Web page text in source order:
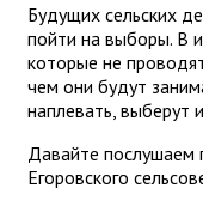
Будущих сельских
пойти на выборы. В
которые не
чем они будут
наплевать, выберут
Давайте послушаем
Егоровского